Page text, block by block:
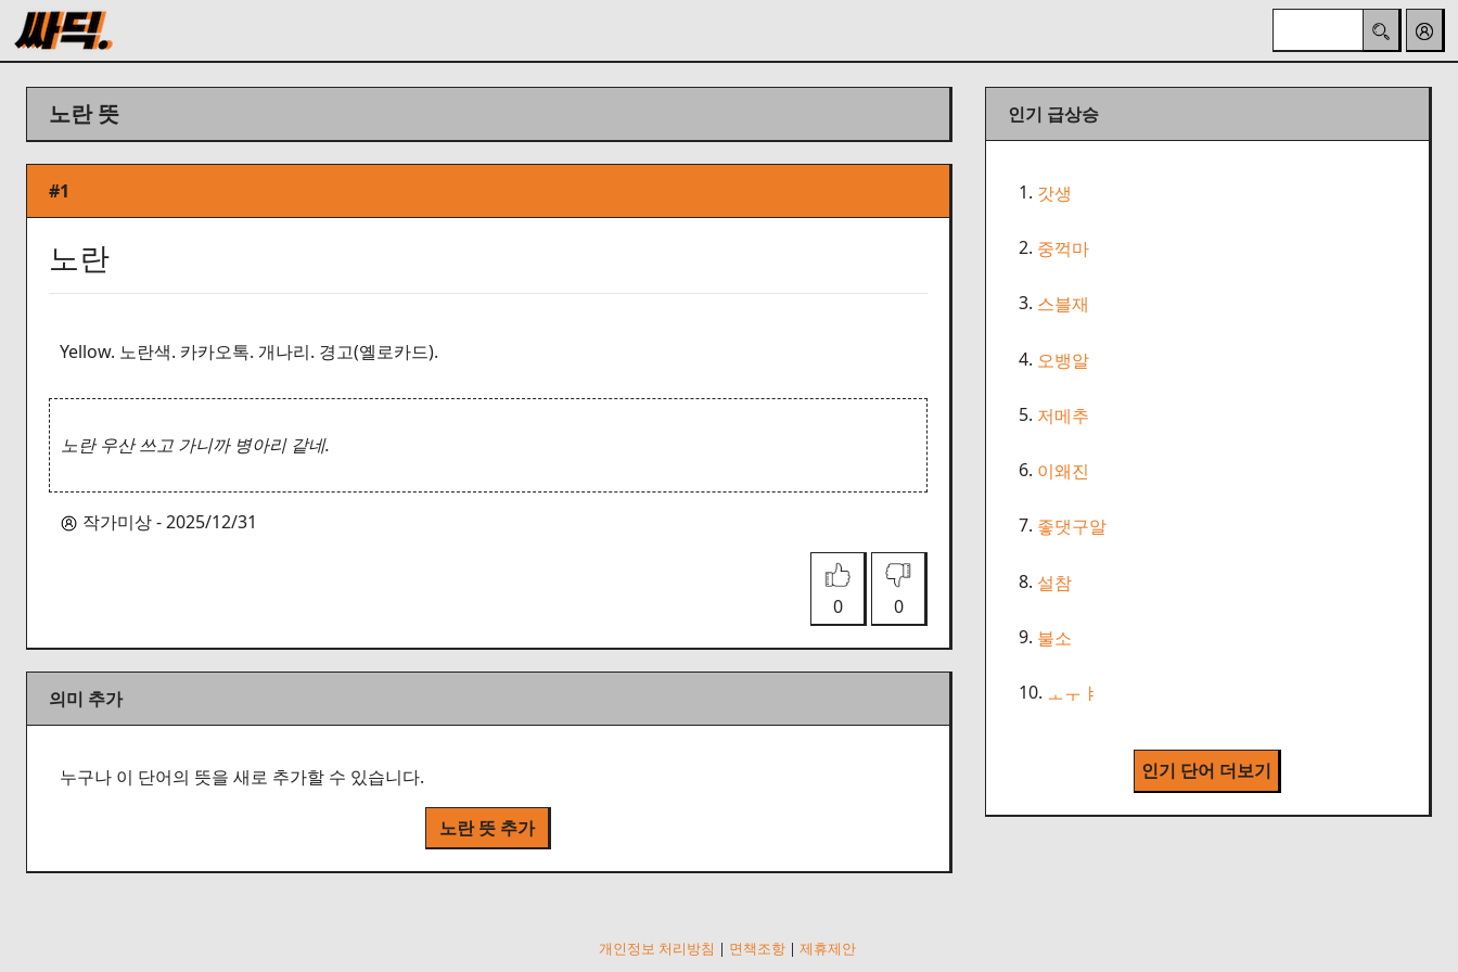
노란 뜻
#1
노란
Yellow. 노란색. 카카오톡. 개나리. 경고(옐로카드).
노란 우산 쓰고 가니까 병아리 같네.
작가미상 - 2025/12/31
0 0
의미 추가
누구나 이 단어의 뜻을 새로 추가할 수 있습니다.
노란 뜻 추가
인기 급상승
1. 갓생
2. 중꺽마
3. 스블재
4. 오뱅알
5. 저메추
6. 이왜진
7. 좋댓구알
8. 설참
9. 불소
10. ㅗㅜㅑ
인기 단어 더보기
개인정보 처리방침 | 면책조항 | 제휴제안